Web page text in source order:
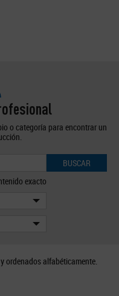
o categoría para encontrar un
BUSCAR
exacto
ordenados alfabéticamente.